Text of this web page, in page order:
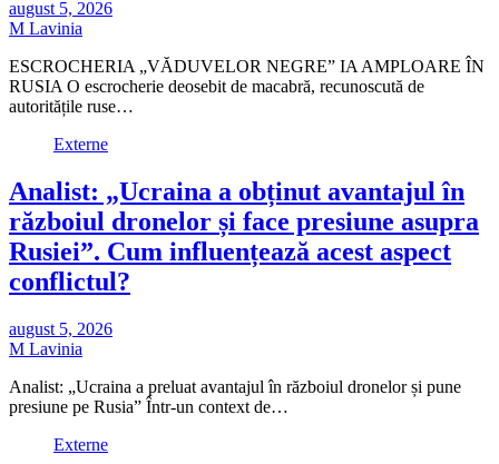
august 5, 2026
M Lavinia
ESCROCHERIA „VĂDUVELOR NEGRE” IA AMPLOARE ÎN
RUSIA O escrocherie deosebit de macabră, recunoscută de
autoritățile ruse…
Externe
Analist: „Ucraina a obținut avantajul în
războiul dronelor și face presiune asupra
Rusiei”. Cum influențează acest aspect
conflictul?
august 5, 2026
M Lavinia
Analist: „Ucraina a preluat avantajul în războiul dronelor și pune
presiune pe Rusia” Într-un context de…
Externe